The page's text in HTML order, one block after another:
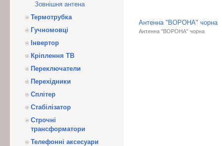
Зовнішня антена
Термотрубка
Гучномовці
Інвертор
Кріплення ТВ
Переключатели
Перехідники
Сплітер
Стабілізатор
Строчні
трансформатори
Телефонні аксесуари
Антенна "ВОРОНА" чорна
Антенна "ВОРОНА" чорна